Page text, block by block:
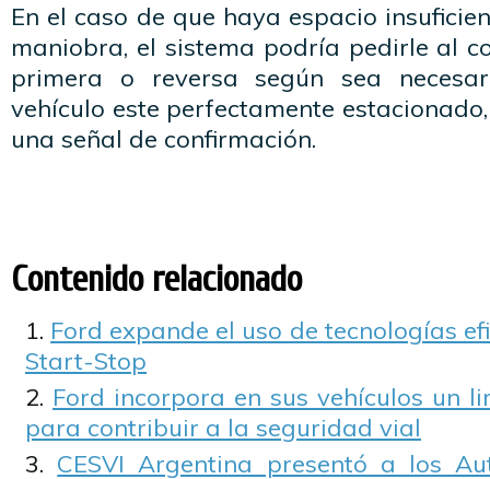
En el caso de que haya espacio
maniobra, el sistema podría pedirle al
primera o reversa según sea
vehículo este perfectamente
una señal de confirmación.
Contenido relacionado
Ford expande el uso de tecnologías
Start-Stop
Ford incorpora en sus vehículos un
para contribuir a la seguridad vial
CESVI Argentina presentó a los